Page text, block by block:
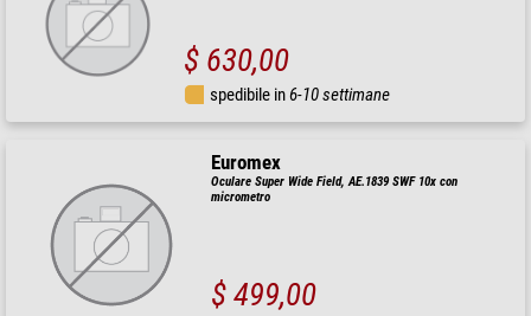
$ 630,00
spedibile in6-10 settimane
Euromex
Oculare Super Wide Field, AE.1839 SWF 10x con
micrometro
$ 499,00